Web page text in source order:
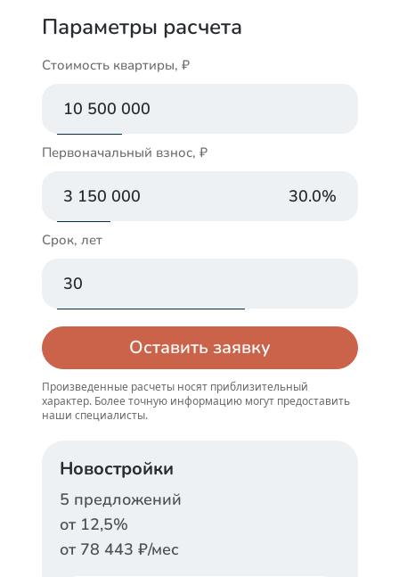
Параметры расчета
Стоимость квартиры, ₽
Первоначальный взнос, ₽
30.0%
Срок, лет
Оставить заявку
Произведенные расчеты носят приблизительный
характер. Более точную информацию могут предоставить
наши специалисты.
Новостройки
5 предложений
от 12,5%
от 78 443 ₽/мес